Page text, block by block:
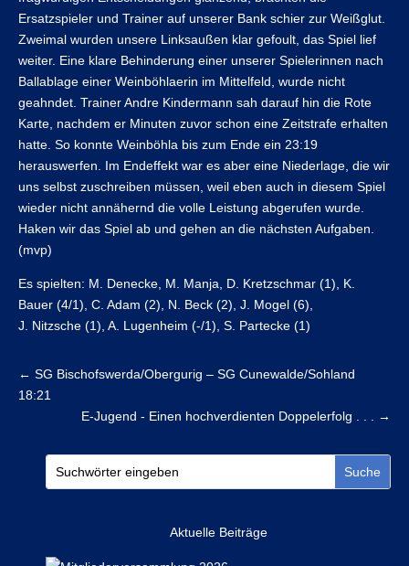
Ersatzspieler und Trainer auf unserer Bank schier zur Weißglut.
Zweimal wurden unsere Linksaußen klar gefoult, das Spiel lief
weiter. Eine klare Behinderung einer unserer Spielerinnen nach
Ballablage einer Weinböhlaerin im Mittelfeld, wurde nicht
geahndet. Trainer Andre Kindermann sah darauf hin die Rote
Karte, nachdem er Minuten zuvor schon eine Zeitstrafe erhalten
hatte. So konnte Weinböhla bis zum Ende ein 23:19
herauswerfen. Im Endeffekt war es aber eine Niederlage, die wir
uns selbst zuschreiben müssen, weil eben auch in diesem Spiel
wieder nicht annähernd die volle Leistung abgerufen wurde.
Haken wir das Spiel ab und gehen an die nächsten Aufgaben.
(mvp)
Es spielten: M. Denecke, M. Manja, D. Kretzschmar (1), K.
Bauer (4/1), C. Adam (2), N. Beck (2), J. Mogel (6),
J. Nitzsche (1), A. Lugenheim (-/1), S. Partecke (1)
← SG Bischofswerda/Obergurig – SG Cunewalde/Sohland
18:21
E-Jugend - Einen hochverdienten Doppelerfolg . . .
→
Aktuelle Beiträge